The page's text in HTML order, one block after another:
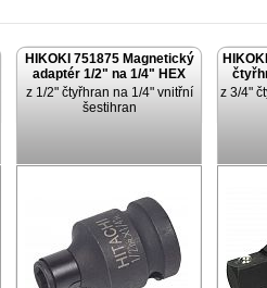
HIKOKI 751875 Magnetický
adaptér 1/2" na 1/4" HEX
z 1/2" čtyřhran na 1/4" vnitřní
šestihran
z 3/4"